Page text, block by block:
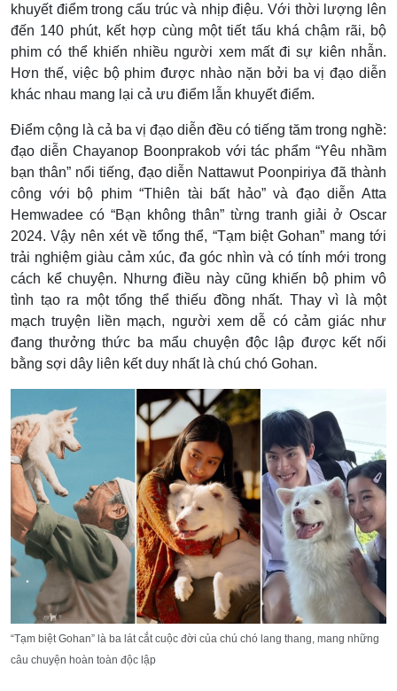
khuyết điểm trong cấu trúc và nhịp điệu. Với thời lượng lên
đến 140 phút, kết hợp cùng một tiết tấu khá chậm rãi, bộ
phim có thể khiến nhiều người xem mất đi sự kiên nhẫn.
Hơn thế, việc bộ phim được nhào nặn bởi ba vị đạo diễn
khác nhau mang lại cả ưu điểm lẫn khuyết điểm.
Điểm cộng là cả ba vị đạo diễn đều có tiếng tăm trong nghề:
đạo diễn Chayanop Boonprakob với tác phẩm “Yêu nhầm
bạn thân” nổi tiếng, đạo diễn Nattawut Poonpiriya đã thành
công với bộ phim “Thiên tài bất hảo” và đạo diễn Atta
Hemwadee có “Bạn không thân” từng tranh giải ở Oscar
2024. Vậy nên xét về tổng thể, “Tạm biệt Gohan” mang tới
trải nghiệm giàu cảm xúc, đa góc nhìn và có tính mới trong
cách kể chuyện. Nhưng điều này cũng khiến bộ phim vô
tình tạo ra một tổng thể thiếu đồng nhất. Thay vì là một
mạch truyện liền mạch, người xem dễ có cảm giác như
đang thưởng thức ba mẩu chuyện độc lập được kết nối
bằng sợi dây liên kết duy nhất là chú chó Gohan.
“Tạm biệt Gohan” là ba lát cắt cuộc đời của chú chó lang thang, mang những
câu chuyện hoàn toàn độc lập